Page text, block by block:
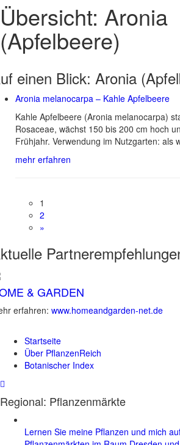
Übersicht: Aronia
(Apfelbeere)
einen Blick: Aronia
Aronia melanocarpa – Kahle Apfelbeere
Kahle Apfelbeere (Aronia melanocarpa)
Rosaceae, wächst 150 bis 200 cm hoch
Frühjahr. Verwendung im Nutzgarten: als
mehr erfahren
1
2
»
& GARDEN
erfahren: www.homeandgarden-net.de
Startseite
Über PflanzenReich
Botanischer Index
Regional: Pflanzenmärkte
Lernen Sie meine Pflanzen und mich